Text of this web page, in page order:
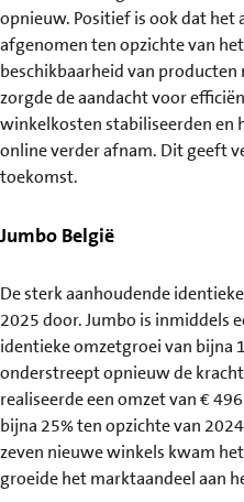
opnieuw. Positief is ook dat
afgenomen ten opzichte van
beschikbaarheid van
zorgde de aandacht voor
winkelkosten stabiliseerden en
online verder afnam. Dit geeft
toekomst.
Jumbo België
De sterk aanhoudende
2025 door. Jumbo is inmiddels
identieke omzetgroei van bijna
onderstreept opnieuw de
realiseerde een omzet van €
bijna 25% ten opzichte van
zeven nieuwe winkels kwam
groeide het marktaandeel aan